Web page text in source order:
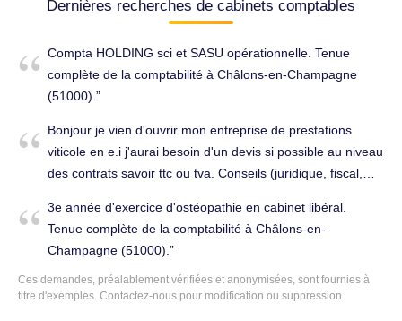
Dernières recherches de cabinets comptables
Compta HOLDING sci et SASU opérationnelle. Tenue
complète de la comptabilité à Châlons-en-Champagne
(51000).
Bonjour je vien d'ouvrir mon entreprise de prestations
viticole en e.i j'aurai besoin d'un devis si possible au niveau
des contrats savoir ttc ou tva. Conseils (juridique, fiscal,
3e année d'exercice d'ostéopathie en cabinet libéral.
Tenue complète de la comptabilité à Châlons-en-
Champagne (51000).
Ces demandes, préalablement vérifiées et anonymisées, sont fournies à
titre d'exemples. Contactez-nous pour modification ou suppression.